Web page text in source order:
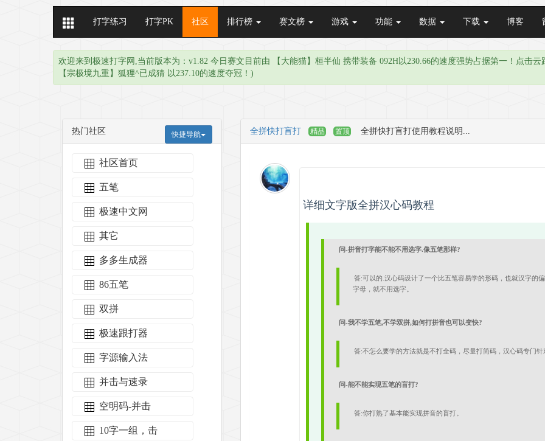
打字练习 打字PK 社区 排行榜 赛文榜 游戏 功能 数据 下载 博客
欢迎来到极速打字网,当前版本为：v1.82 今日赛文目前由 【大能猫】桓半仙 携带装备 092H以230.66的速度强势占据第一！点
【宗极境九重】狐狸^已成猜 以237.10的速度夺冠！)
热门社区 快捷导航
社区首页
五笔
极速中文网
其它
多多生成器
86五笔
双拼
极速跟打器
字源输入法
并击与速录
空明码-并击
10字一组，击
全拼快打盲打 精品 置顶 全拼快打盲打使用教程说明...
详细文字版全拼汉心码教程
问-拼音打字能不能不用选字.像五笔那样?
答:可以的.汉心码设计了一个比五笔容易学的形码，也就汉字的
字母，就不用选字。
问-我不学五笔,不学双拼,如何打拼音也可以变快?
答:不怎么要学的方法就是不打全码，尽量打简码，汉心码专门
问-能不能实现五笔的盲打?
答:你打熟了基本能实现拼音的盲打。